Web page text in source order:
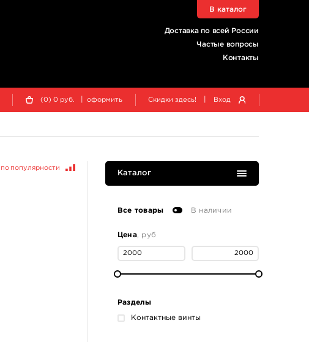
Доставка по всей России
Частые вопросы
Контакты
В каталог
(0) 0 руб. оформить Скидки здесь! Вход
по популярности
Каталог
Все товары В наличии
Цена, руб
Разделы
Контактные винты